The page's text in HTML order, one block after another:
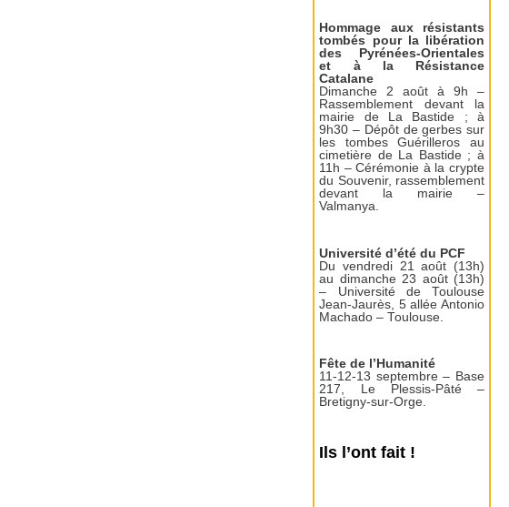
Hommage aux résistants
tombés pour la libération
des Pyrénées-Orientales
et à la Résistance
Catalane
Dimanche 2 août à 9h –
Rassemblement devant la
mairie de La Bastide ; à
9h30 – Dépôt de gerbes sur
les tombes Guérilleros au
cimetière de La Bastide ; à
11h – Cérémonie à la crypte
du Souvenir, rassemblement
devant la mairie –
Valmanya.
Université d’été du PCF
Du vendredi 21 août (13h)
au dimanche 23 août (13h)
– Université de Toulouse
Jean-Jaurès, 5 allée Antonio
Machado – Toulouse.
Fête de l’Humanité
11-12-13 septembre – Base
217, Le Plessis-Pâté –
Bretigny-sur-Orge.
Ils l’ont fait !